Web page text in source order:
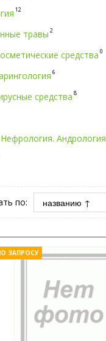
12
травы 2
средства 0
6
средства 8
Андрология
по:
ЗАПРОСУ